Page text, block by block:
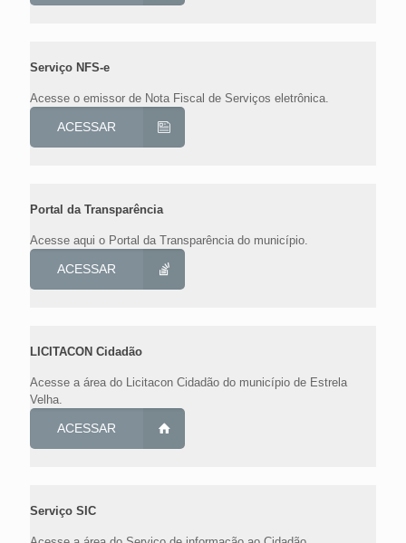
Serviço NFS-e
Acesse o emissor de Nota Fiscal de Serviços eletrônica.
ACESSAR
Portal da Transparência
Acesse aqui o Portal da Transparência do município.
ACESSAR
LICITACON Cidadão
Acesse a área do Licitacon Cidadão do município de Estrela
Velha.
ACESSAR
Serviço SIC